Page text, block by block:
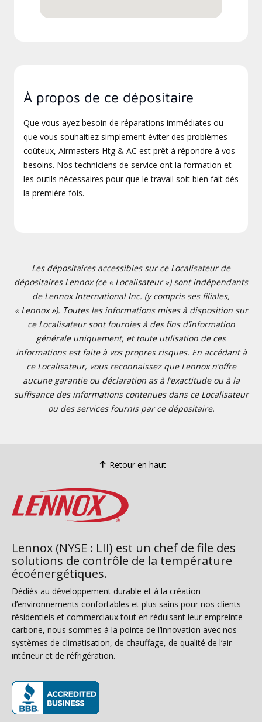
À propos de ce dépositaire
Que vous ayez besoin de réparations immédiates ou
que vous souhaitiez simplement éviter des problèmes
coûteux, Airmasters Htg & AC est prêt à répondre à vos
besoins. Nos techniciens de service ont la formation et
les outils nécessaires pour que le travail soit bien fait dès
la première fois.
Les dépositaires accessibles sur ce Localisateur de
dépositaires Lennox (ce « Localisateur ») sont indépendants
de Lennox International Inc. (y compris ses filiales,
« Lennox »). Toutes les informations mises à disposition sur
ce Localisateur sont fournies à des fins d’information
générale uniquement, et toute utilisation de ces
informations est faite à vos propres risques. En accédant à
ce Localisateur, vous reconnaissez que Lennox n’offre
aucune garantie ou déclaration as à l’exactitude ou à la
suffisance des informations contenues dans ce Localisateur
ou des services fournis par ce dépositaire.
Retour en haut
Lennox (NYSE : LII) est un chef de file des
solutions de contrôle de la température
écoénergétiques.
Dédiés au développement durable et à la création
d’environnements confortables et plus sains pour nos clients
résidentiels et commerciaux tout en réduisant leur empreinte
carbone, nous sommes à la pointe de l’innovation avec nos
systèmes de climatisation, de chauffage, de qualité de l’air
intérieur et de réfrigération.